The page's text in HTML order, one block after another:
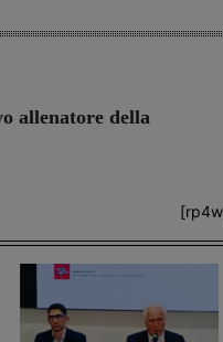
allenatore della